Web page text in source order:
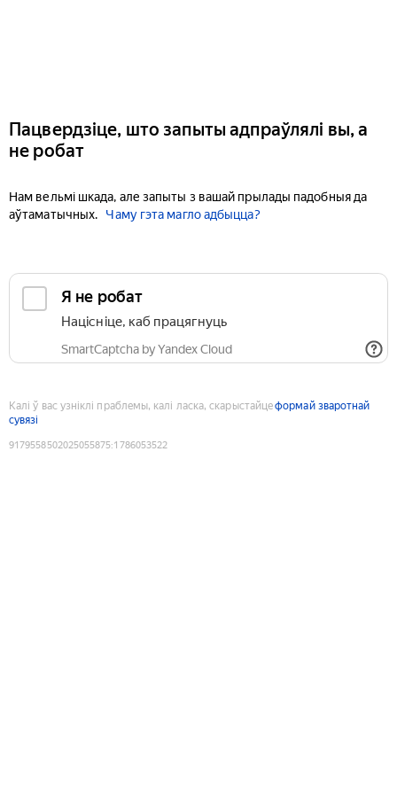
Пацвердзіце, што запыты адпраўлялі вы, а
не робат
Нам вельмі шкада, але запыты з вашай прылады падобныя да
аўтаматычных.
Чаму гэта магло адбыцца?
Я не робат
Націсніце, каб працягнуць
SmartCaptcha by Yandex Cloud
Калі ў вас узніклі праблемы, калі ласка, скарыстайцеформай зваротнай
сувязі
9179558502025055875:1786053522